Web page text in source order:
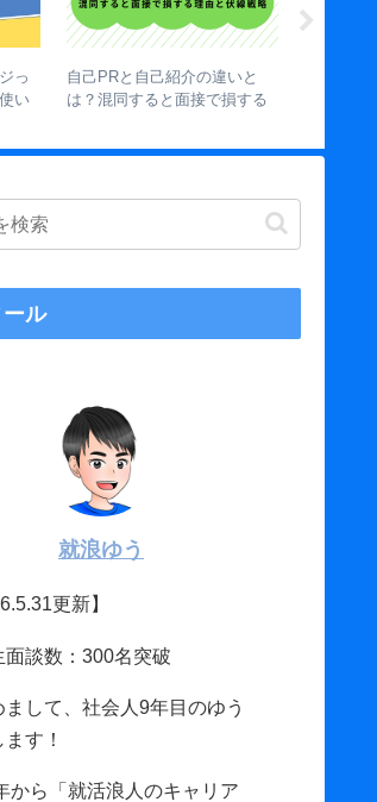
活の自己分析のやり方【完
版】幼少期からの書き出し
【大学3年】内定か
活スケジュールの流
ル
就浪ゆう
更新】
面談数：300名突破
まして、社会人9年目のゆう
す！
から「就活浪人のキャリア